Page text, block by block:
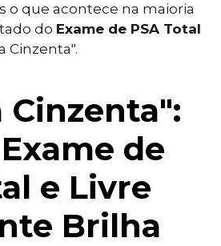
o que acontece na maioria
do Exame de PSA Total
Cinzenta".
Cinzenta":
de
e Livre
Brilha